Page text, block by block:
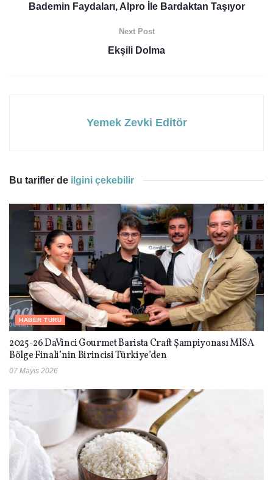
Bademin Faydaları, Alpro İle Bardaktan Taşıyor
Next Post
Ekşili Dolma
Yemek Zevki Editör
Bu tarifler de ilgini çekebilir
HABER TURU
2025-26 DaVinci Gourmet Barista Craft Şampiyonası MISA
Bölge Finali’nin Birincisi Türkiye’den
07 Mayıs 2026